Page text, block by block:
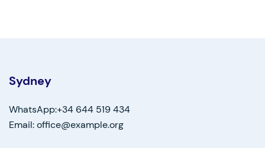
Sydney
WhatsApp:+34 644 519 434
Email: office@example.org